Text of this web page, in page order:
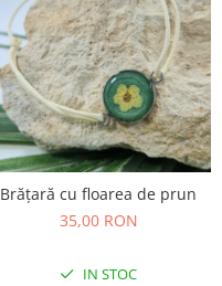
Brățară cu floarea de prun
35,00 RON
IN STOC